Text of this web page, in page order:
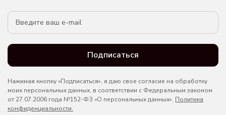
Подписаться
Нажимая кнопку «Подписаться», я даю свое согласие на обработку
моих персональных данных, в соответствии с Федеральным законом
от 27.07.2006 года №152-ФЗ «О персональных данных». Политика
конфиденциальности.